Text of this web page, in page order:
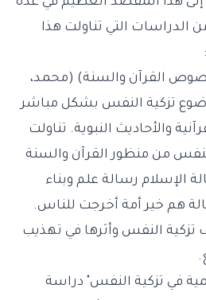
الدراسات التي تناولت هذا
القرآن والسنة) (محمد،
موضوع تزكية النفس بشكل مباشر
والأحاديث النبوية. تناولت
من منظور القرآن والسنة
الإسلام رسالة علم وبناء
هم خير أمة أخرجت للناس.
تزكية النفس وأثرها في تهذيب
في تزكية النفس" دراسة